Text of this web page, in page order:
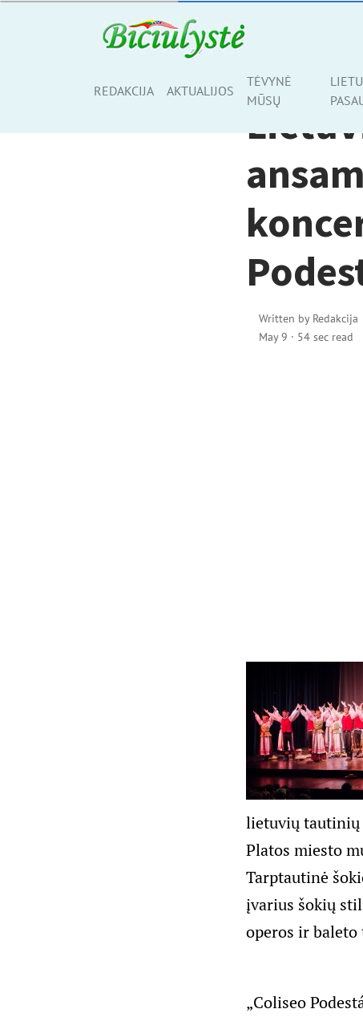
REDAKCIJA AKTUALIJOS
TĖVYNĖ
MŪSŲ
LIETUVIAI
Written by Redakcija
May 9 · 54 sec read
lietuvių tautinių
Platos miesto
Tarptautinė
įvarius šokių
operos ir
„Coliseo
Share